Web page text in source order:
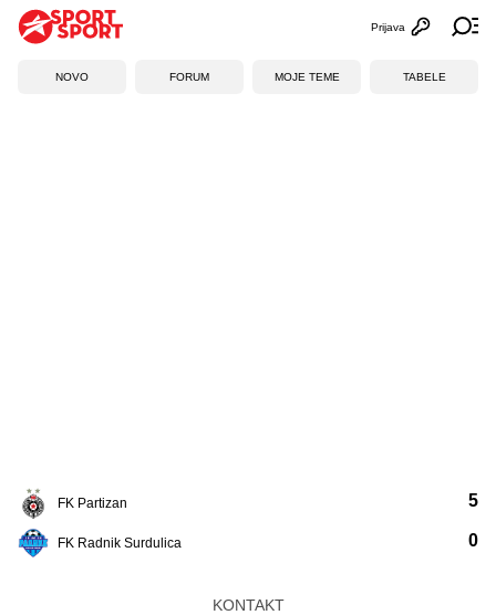
Otvori
Prijava
NOVO FORUM MOJE TEME TABELE
FK Partizan
FK Radnik Surdulica
5
0
KONTAKT